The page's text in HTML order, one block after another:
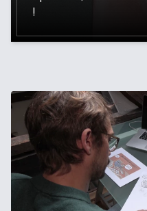
!
Comment concilier drame